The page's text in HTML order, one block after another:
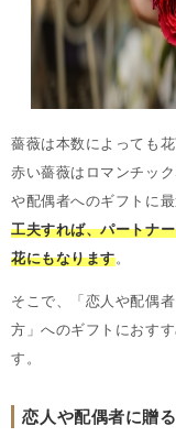
薔薇は本数によっても
赤い薔薇はロマンチッ
や配偶者へのギフトに
工夫すれば、パートナ
花にもなります。
そこで、「恋人や配偶
方」へのギフトにおす
す。
恋人や配偶者に贈